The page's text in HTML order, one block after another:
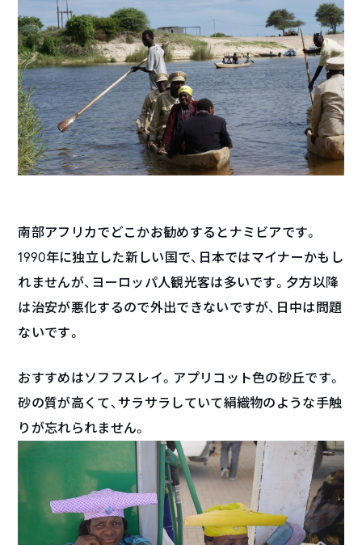
南部アフリカでどこかお勧めするとナミビアです。
1990年に独立した新しい国で、日本ではマイナーかもし
れませんが、ヨーロッパ人観光客は多いです。夕方以降
は治安が悪化するので外出できないですが、日中は問題
ないです。
おすすめはソフフスレイ。アプリコット色の砂丘です。
砂の質が高くて、サラサラしていて絹織物のような手触
りが忘れられません。